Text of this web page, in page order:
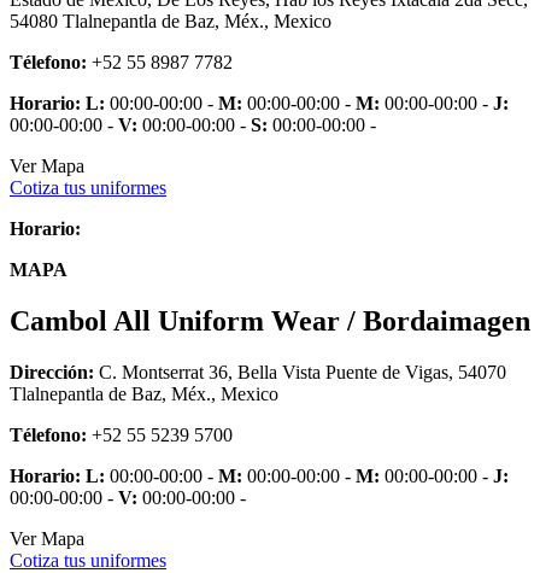
54080 Tlalnepantla de Baz, Méx., Mexico
Télefono: +52 55 8987 7782
Horario: L: 00:00-00:00 - M: 00:00-00:00 - M: 00:00-00:00 - J:
00:00-00:00 - V: 00:00-00:00 - S: 00:00-00:00 -
Ver Mapa
Cotiza tus uniformes
Horario:
MAPA
Cambol All Uniform Wear / Bordaimagen
Dirección: C. Montserrat 36, Bella Vista Puente de Vigas, 54070
Tlalnepantla de Baz, Méx., Mexico
Télefono: +52 55 5239 5700
Horario: L: 00:00-00:00 - M: 00:00-00:00 - M: 00:00-00:00 - J:
00:00-00:00 - V: 00:00-00:00 -
Ver Mapa
Cotiza tus uniformes